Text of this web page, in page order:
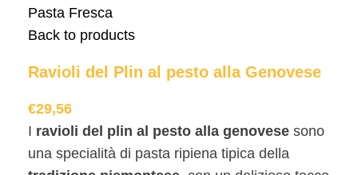
Pasta Fresca
Back to products
Ravioli del Plin al pesto alla Genovese
€29,56
I ravioli del plin al pesto alla genovese sono
una specialità di pasta ripiena tipica della